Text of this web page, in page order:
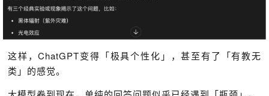
这样，ChatGPT变得「极具个性化」，甚至有了「有教无
类」的感觉。